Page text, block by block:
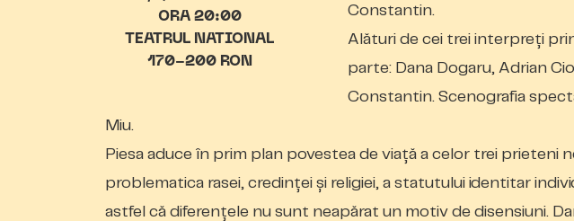
ORA 20:00
TEATRUL NATIONAL
170-200 RON
Constantin.
Alături de cei trei interpreţi
parte: Dana Dogaru, Adrian
Constantin. Scenografia
Miu.
Piesa aduce în prim plan povestea de viață a celor trei prieteni
problematica rasei, credinţei și religiei, a statutului identitar
astfel că diferențele nu sunt neapărat un motiv de disensiuni.